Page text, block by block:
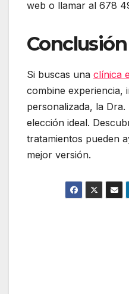
web o llamar al 678
Conclusión
Si buscas una clínica
combine experiencia,
personalizada, la
elección ideal.
tratamientos pueden
mejor versión.